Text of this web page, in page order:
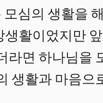
심의 생활을
활이었지만
라면 하나님을
생활과 마음으